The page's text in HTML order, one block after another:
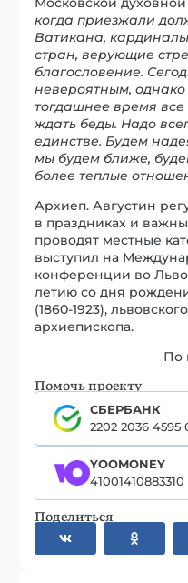
когда приезжали
Ватикана,
стран, верующие
благословение.
невероятным, однако
тогдашнее время
ждать беды. Надо
единстве. Будем
мы будем ближе,
более теплые
Архиеп. Августин
в праздниках и
проводят местные
выступил на
конференции во
летию со дня
(1860-1923),
архиепископа.
По
Помочь проекту
СБЕРБАНК
2202 2036 4595
YOOMONEY
41001410883310
Поделиться